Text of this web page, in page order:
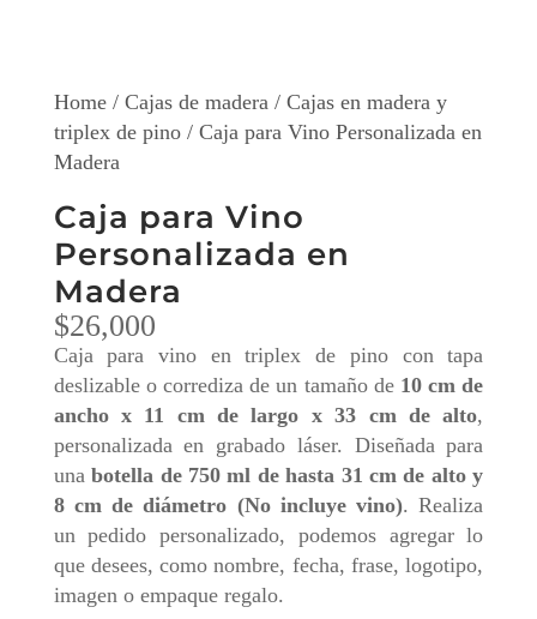
Home/ Cajas de madera / Cajas en madera y
triplex de pino/ Caja para Vino Personalizada en
Madera
Caja para Vino
Personalizada en
Madera
$26,000
Caja para vino en triplex de pino con tapa
deslizable o corrediza de un tamaño de 10 cm de
ancho x 11 cm de largo x 33 cm de alto,
personalizada en grabado láser. Diseñada para
una botella de 750 ml de hasta 31 cm de alto y
8 cm de diámetro (No incluye vino). Realiza
un pedido personalizado, podemos agregar lo
que desees, como nombre, fecha, frase, logotipo,
imagen o empaque regalo.